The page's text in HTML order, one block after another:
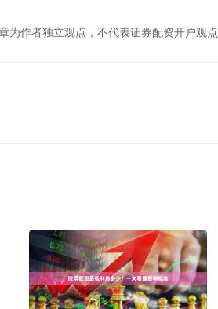
为作者独立观点，不代表证券配资开户观点